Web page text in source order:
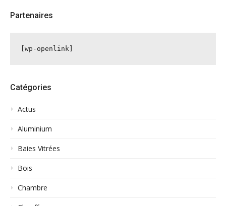
Partenaires
[wp-openlink]
Catégories
Actus
Aluminium
Baies Vitrées
Bois
Chambre